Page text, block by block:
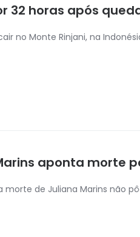
32 horas após
no Monte Rinjani, na
aponta morte
de Juliana Marins não